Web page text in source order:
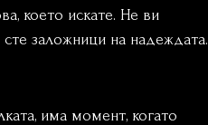
което искате. Не ви
заложници на надеждата.
има момент, когато